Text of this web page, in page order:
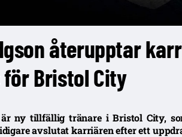
återupptar
Bristol City
är ny tillfällig tränare i Bristol City,
avslutat karriären efter ett